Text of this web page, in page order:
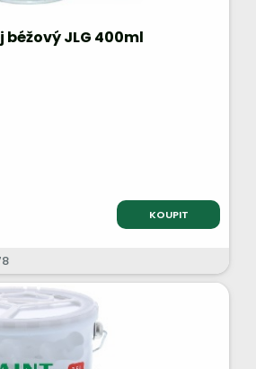
béžový JLG 400ml
KOUPIT